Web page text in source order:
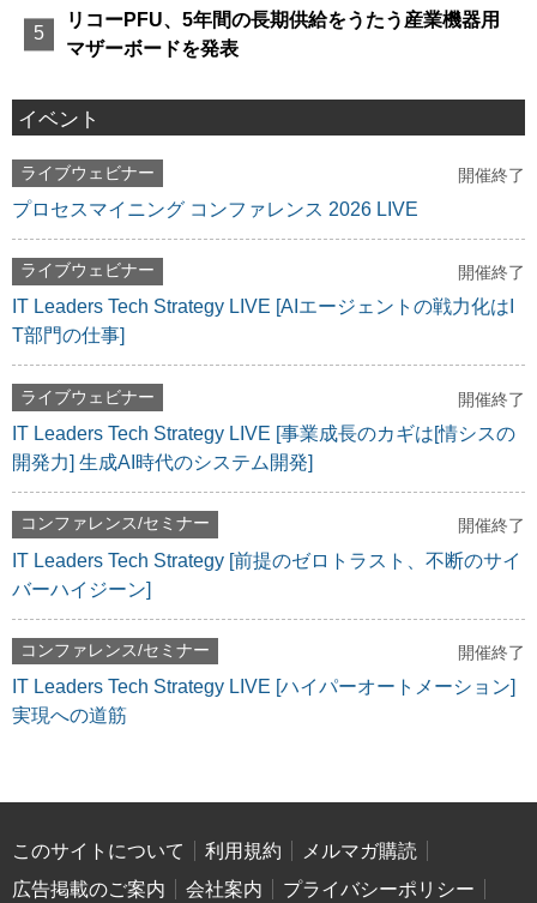
リコーPFU、5年間の長期供給をうたう産業機器用
マザーボードを発表
イベント
ライブウェビナー 開催終了
プロセスマイニング コンファレンス 2026 LIVE
ライブウェビナー 開催終了
IT Leaders Tech Strategy LIVE [AIエージェントの戦力化はI
T部門の仕事]
ライブウェビナー 開催終了
IT Leaders Tech Strategy LIVE [事業成長のカギは[情シスの
開発力] 生成AI時代のシステム開発]
コンファレンス/セミナー 開催終了
IT Leaders Tech Strategy [前提のゼロトラスト、不断のサイ
バーハイジーン]
コンファレンス/セミナー 開催終了
IT Leaders Tech Strategy LIVE [ハイパーオートメーション]
実現への道筋
このサイトについて 利用規約
メルマガ購読
広告掲載のご案内
会社案内
プライバシーポリシー